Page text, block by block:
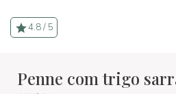
4.8 / 5
Penne com trigo